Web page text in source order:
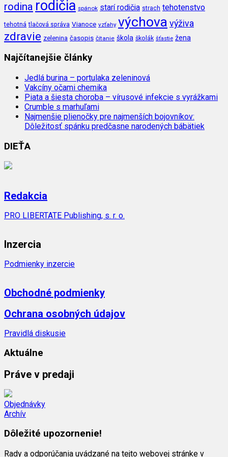
rodina rodičia spánok starí rodičia strach tehotenstvo
tehotná tlačová správa Vianoce vzťahy výchova výživa
zdravie zelenina časopis čítanie škola školák šťastie žena
Najčítanejšie články
Jedlá burina – portulaka zeleninová
Vakcíny očami chemika
Piata a šiesta choroba – vírusové infekcie s vyrážkami
Crumble s marhuľami
Najmenšie plienočky pre najmenších bojovníkov:
Dôležitosť spánku predčasne narodených bábätiek
DIEŤA
Redakcia
PRO LIBERTATE Publishing, s. r. o.
Inzercia
Podmienky inzercie
Obchodné podmienky
Ochrana osobných údajov
Pravidlá diskusie
Aktuálne
Práve v predaji
Objednávky
Archív
Dôležité upozornenie!
Rady a odporúčania uvádzané na tejto webovej stránke v